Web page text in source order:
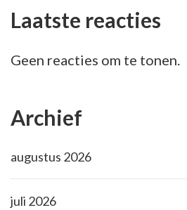
Laatste reacties
Geen reacties om te tonen.
Archief
augustus 2026
juli 2026